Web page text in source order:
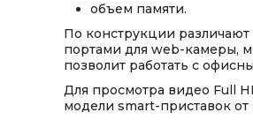
объем памяти.
По конструкции
портами для web-камеры,
позволит работать с
Для просмотра видео Full
модели smart-приставок